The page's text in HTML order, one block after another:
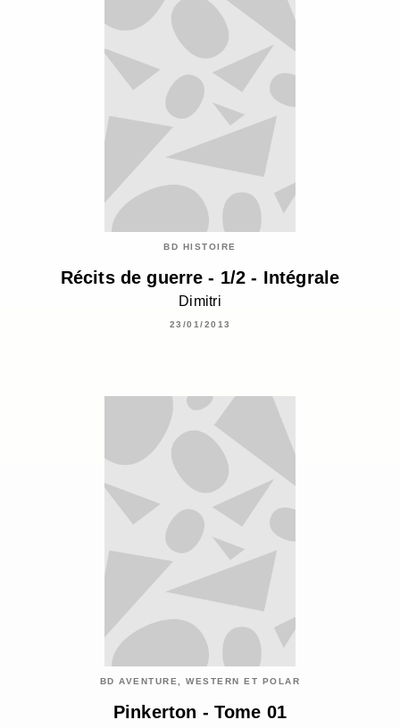
BD HISTOIRE
Récits de guerre - 1/2 - Intégrale
Dimitri
23/01/2013
BD AVENTURE, WESTERN ET POLAR
Pinkerton - Tome 01